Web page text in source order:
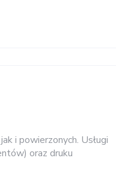
i powierzonych. Usługi
oraz druku